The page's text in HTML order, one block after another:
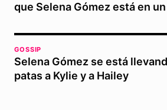
que Selena Gómez está en
GOSSIP
Selena Gómez se está
patas a Kylie y a Hailey